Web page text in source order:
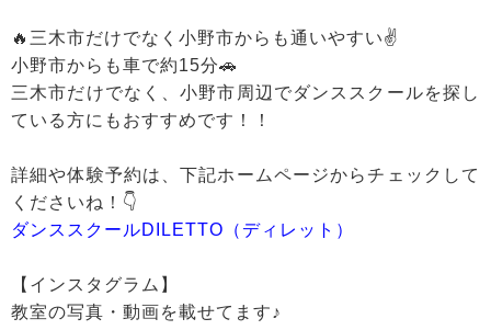
🔥三木市だけでなく小野市からも通いやすい✌️
小野市からも車で約15分🚗
三木市だけでなく、小野市周辺でダンススクールを探し
ている方にもおすすめです！！
詳細や体験予約は、下記ホームページからチェックして
くださいね！👇
ダンススクールDILETTO（ディレット）
【インスタグラム】
教室の写真・動画を載せてます♪